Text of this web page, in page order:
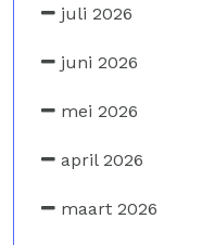
juli 2026
juni 2026
mei 2026
april 2026
maart 2026